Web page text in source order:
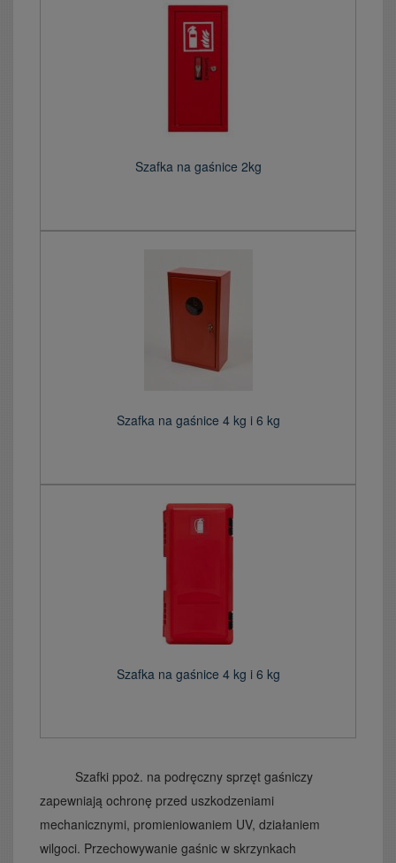
Szafka na gaśnice 2kg
Szafka na gaśnice 4 kg i 6 kg
Szafka na gaśnice 4 kg i 6 kg
Szafki ppoż. na podręczny sprzęt gaśniczy
zapewniają ochronę przed uszkodzeniami
mechanicznymi, promieniowaniem UV, działaniem
wilgoci. Przechowywanie gaśnic w skrzynkach